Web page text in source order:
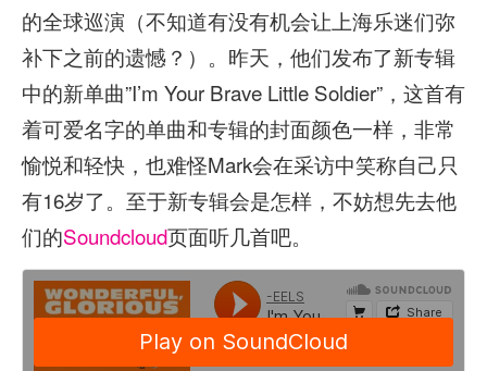
的全球巡演（不知道有没有机会让上海乐迷们弥
补下之前的遗憾？）。昨天，他们发布了新专辑
中的新单曲”I’m Your Brave Little Soldier”，这首有
着可爱名字的单曲和专辑的封面颜色一样，非常
愉悦和轻快，也难怪Mark会在采访中笑称自己只
有16岁了。至于新专辑会是怎样，不妨想先去他
们的Soundcloud页面听几首吧。